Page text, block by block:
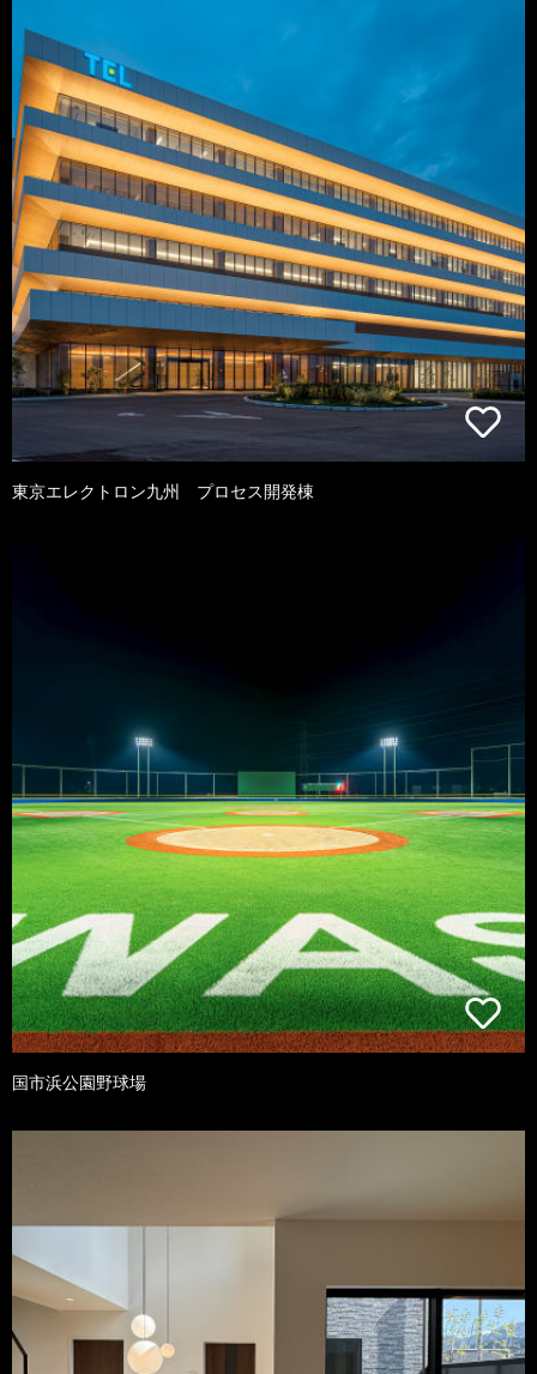
東京エレクトロン九州 プロセス開発棟
国市浜公園野球場